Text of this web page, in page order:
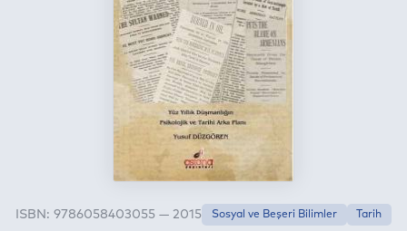
Nasıl Erişirim
Anlaşmalı Yayınevleri
ISBN: 9786058403055 — 2015 Sosyal ve Beşeri Bilimler Tarih